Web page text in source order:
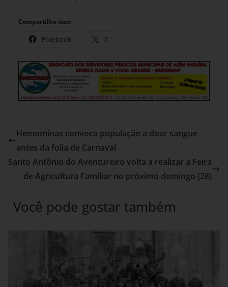
Compartilhe isso:
Facebook X
Hemominas convoca população a doar sangue
antes da folia de Carnaval
Santo Antônio do Aventureiro volta a realizar a Feira
de Agricultura Familiar no próximo domingo (28)
Você pode gostar também